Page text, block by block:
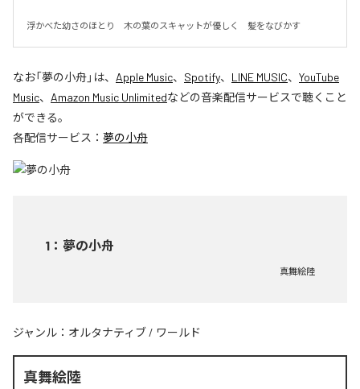
浮かべた幼さのほとり　木の葉のスキャットが優しく　髪をなびかす
なお「夢の小舟」は、 Apple Music、 Spotify、 LINE MUSIC、 YouTube
Music、 Amazon Music Unlimitedなどの音楽配信サービスで聴くこと
ができる。
各配信サービス： 夢の小舟
1 ： 夢の小舟
真舞絵陸
ジャンル： オルタナティブ / ワールド
真舞絵陸